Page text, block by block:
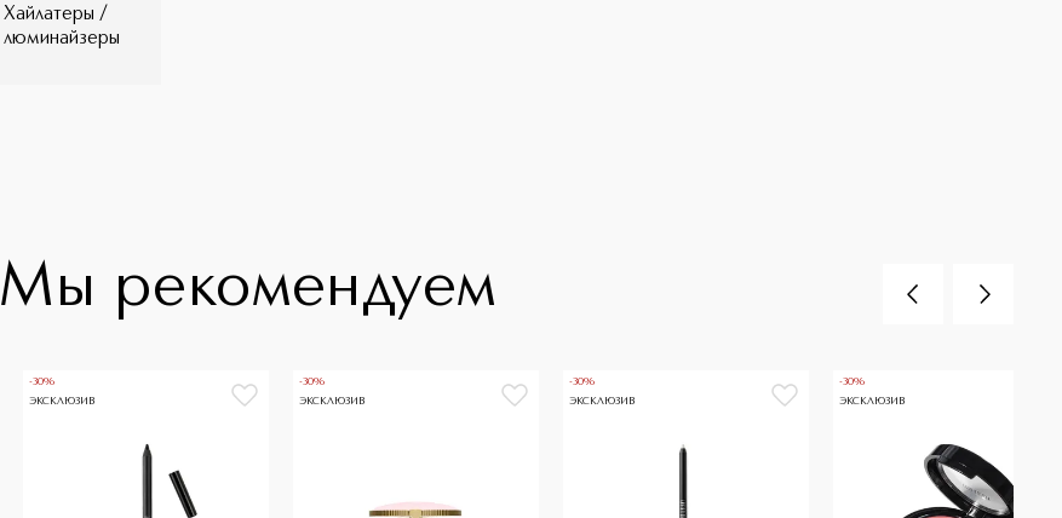
Хайлатеры /
люминайзеры
Мы рекомендуем
-30%
ЭКСКЛЮЗИВ
-30%
ЭКСКЛЮЗИВ
-30%
ЭКСКЛЮЗИВ
-30%
ЭКСКЛЮЗИВ